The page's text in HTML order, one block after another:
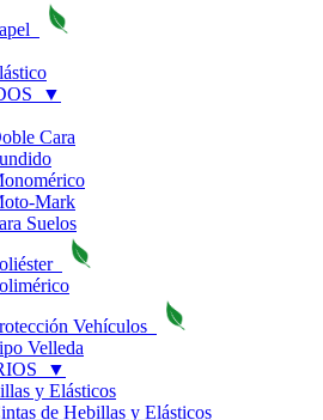
▼
Cara
Mark
Suelos
Vehículos
Velleda
▼
y Elásticos
de Hebillas y Elásticos